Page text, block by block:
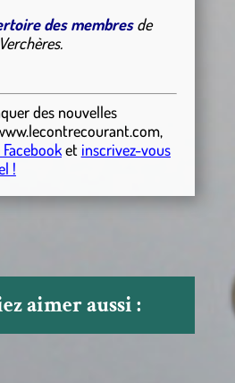
des membres de
des nouvelles
,
Facebooket inscrivez-vous
!
aimer aussi :